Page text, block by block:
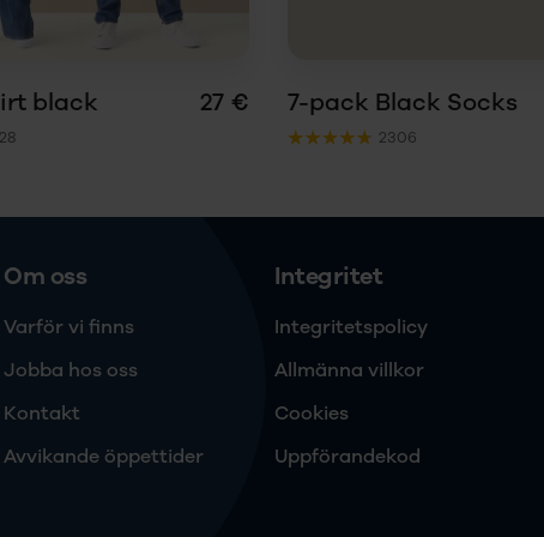
black 27 € 7-pack Black Socks
2306
Om oss
Varför vi finns
Jobba hos oss
Kontakt
Avvikande öppettider
Integritet
Integritetspolicy
Allmänna villkor
Cookies
Uppförandekod